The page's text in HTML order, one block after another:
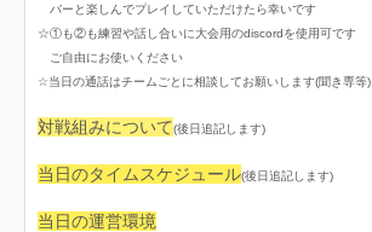
バーと楽しんでプレイしていただけたら幸いです
☆①も②も練習や話し合いに大会用のdiscordを使用可です
ご自由にお使いください
☆当日の通話はチームごとに相談してお願いします(聞き専等)
対戦組みについて(後日追記します)
当日のタイムスケジュール(後日追記します)
当日の運営環境